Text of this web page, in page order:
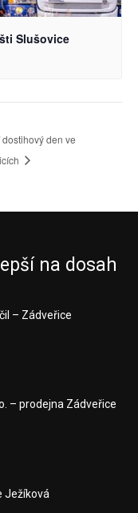
Slušovice
dostihový den ve
na dosah
– Zádveřice
– prodejna Zádveřice
Ježíková